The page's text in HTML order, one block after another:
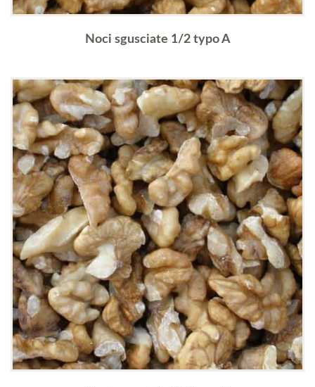
Noci sgusciate 1/2 typo A